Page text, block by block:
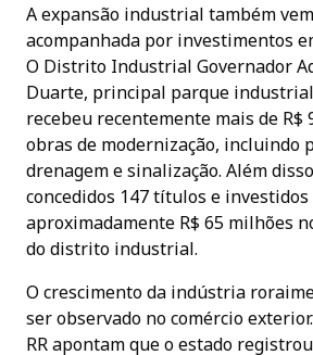
A expansão industrial também
acompanhada por investimentos
O Distrito Industrial Governador
Duarte, principal parque
recebeu recentemente mais de R$
obras de modernização, incluindo
drenagem e sinalização. Além
concedidos 147 títulos e investidos
aproximadamente R$ 65 milhões
do distrito industrial.
O crescimento da indústria
ser observado no comércio
RR apontam que o estado